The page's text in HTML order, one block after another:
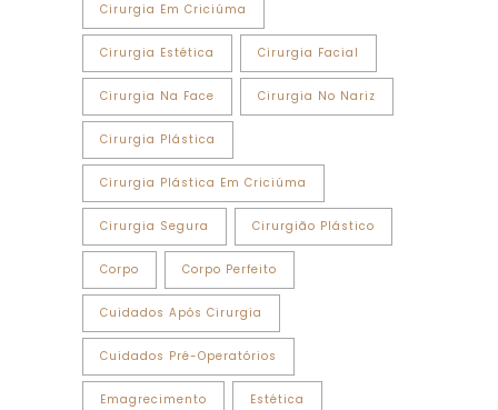
Cirurgia Em Criciúma
Cirurgia Estética Cirurgia Facial
Cirurgia Na Face Cirurgia No Nariz
Cirurgia Plástica
Cirurgia Plástica Em Criciúma
Cirurgia Segura Cirurgião Plástico
Corpo Corpo Perfeito
Cuidados Após Cirurgia
Cuidados Pré-Operatórios
Emagrecimento Estética